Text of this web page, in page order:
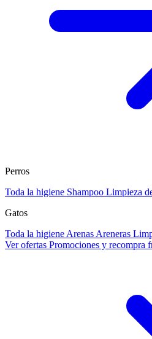
Perros
Toda la higiene Shampoo Limpieza
Gatos
Toda la higiene Arenas Areneras
Ver ofertas Promociones y recompra